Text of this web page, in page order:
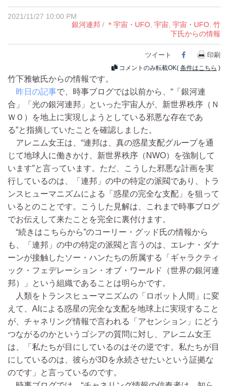
2021/11/27 10:00 PM
銀河連邦 / ＊宇宙・UFO, 宇宙, 宇宙・UFO, 竹
下氏からの情報
ツイート Facebook
印刷
コメントのみ転載OK( 条件はこちら )
竹下雅敏氏からの情報です。
昨日の記事で、時事ブログでは以前から、“「銀河連
合」「光の銀河連邦」といった宇宙人が、新世界秩序（Ｎ
ＷＯ）を地上に実現しようとしている邪悪な存在であ
る”と指摘していたことを確認しました。
アレニム女王は、“連邦は、真の惑星支配グループを通
じて地球人に働きかけ、新世界秩序（NWO）を強制して
います”と言っています。ただ、こうした邪悪な計画を実
行しているのは、「連邦」の中の特定の派閥であり、トラ
ンスヒューマニズムによる「惑星の完全な支配」を狙って
いるとのことです。こうした見解は、これまで時事ブログ
でお伝えして来たことを完全に裏付けます。
“続きはこちらから”のコーリー・グッド氏の情報から
も、「連邦」の中の特定の派閥と言うのは、エレナ・ダナ
ーンが接触したソー・ハンたちの所属する「ギャラクティ
ック・フェデレーション・オブ・ワールド（世界の銀河連
邦）」という組織であることは明らかです。
人類をトランスヒューマニズムの「ロボット人間」に変
えて、AIによる惑星の完全な支配を地球上に実現すること
が、チャネリング情報で言われる「アセンション」にどう
つながるのかというゴシアの質問に対し、アレニム女王
は、「私たちが目にしているのはその逆です。私たちが目
にしているのは、彼らが3Dを永続させたいという証拠な
のです」と言っているのです。